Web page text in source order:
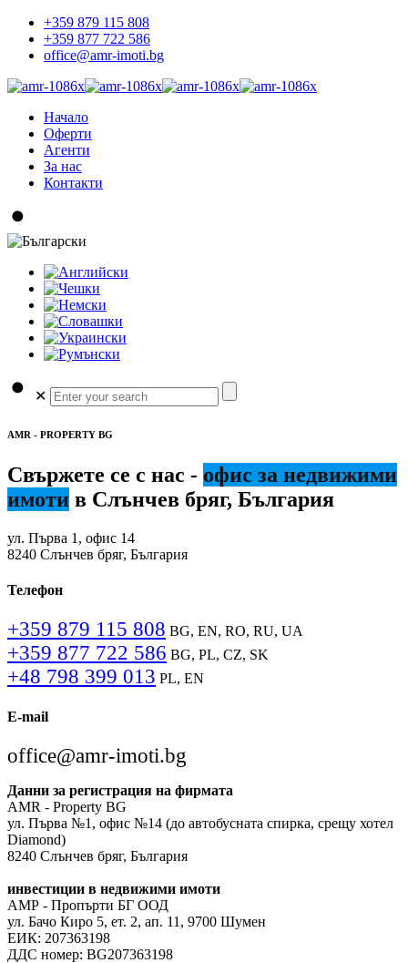
+359 879 115 808
+359 877 722 586
office@amr-imoti.bg
Начало
Оферти
Агенти
За нас
Контакти
✕
AMR - PROPERTY BG
Свържете се с нас - офис за недвижими
имоти в Слънчев бряг, България
ул. Първа 1, офис 14
8240 Слънчев бряг, България
Телефон
+359 879 115 808 BG, EN, RO, RU, UA
+359 877 722 586 BG, PL, CZ, SK
+48 798 399 013 PL, EN
E-mail
office@amr-imoti.bg
Данни за регистрация на фирмата
AMR - Property BG
ул. Първа №1, офис №14 (до автобусната спирка, срещу хотел
Diamond)
8240 Слънчев бряг, България
инвестиции в недвижими имоти
АМР - Пропърти БГ ООД
ул. Бачо Киро 5, ет. 2, ап. 11, 9700 Шумен
ЕИК: 207363198
ДДС номер: BG207363198